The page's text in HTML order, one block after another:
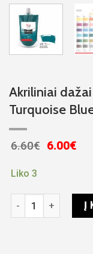
Akriliniai
Turquoise
6.60€ Original
6.00€
Liko 3
produkto kiekis: Į